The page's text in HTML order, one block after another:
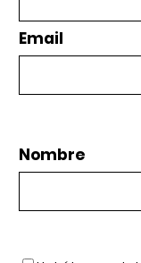
Email
Nombre